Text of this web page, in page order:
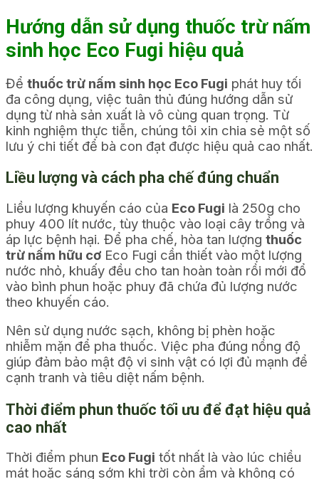
Hướng dẫn sử dụng thuốc trừ nấm
sinh học Eco Fugi hiệu quả
Để thuốc trừ nấm sinh học Eco Fugi phát huy tối
đa công dụng, việc tuân thủ đúng hướng dẫn sử
dụng từ nhà sản xuất là vô cùng quan trọng. Từ
kinh nghiệm thực tiễn, chúng tôi xin chia sẻ một số
lưu ý chi tiết để bà con đạt được hiệu quả cao nhất.
Liều lượng và cách pha chế đúng chuẩn
Liều lượng khuyến cáo của Eco Fugi là 250g cho
phuy 400 lít nước, tùy thuộc vào loại cây trồng và
áp lực bệnh hại. Để pha chế, hòa tan lượng thuốc
trừ nấm hữu cơ Eco Fugi cần thiết vào một lượng
nước nhỏ, khuấy đều cho tan hoàn toàn rồi mới đổ
vào bình phun hoặc phuy đã chứa đủ lượng nước
theo khuyến cáo.
Nên sử dụng nước sạch, không bị phèn hoặc
nhiễm mặn để pha thuốc. Việc pha đúng nồng độ
giúp đảm bảo mật độ vi sinh vật có lợi đủ mạnh để
cạnh tranh và tiêu diệt nấm bệnh.
Thời điểm phun thuốc tối ưu để đạt hiệu quả
cao nhất
Thời điểm phun Eco Fugi tốt nhất là vào lúc chiều
mát hoặc sáng sớm khi trời còn ẩm và không có